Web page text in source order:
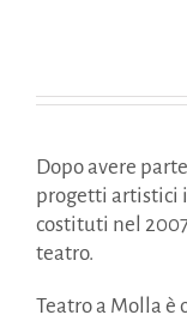
Dopo avere
progetti artistici
costituti nel
teatro.
Teatro a Molla è